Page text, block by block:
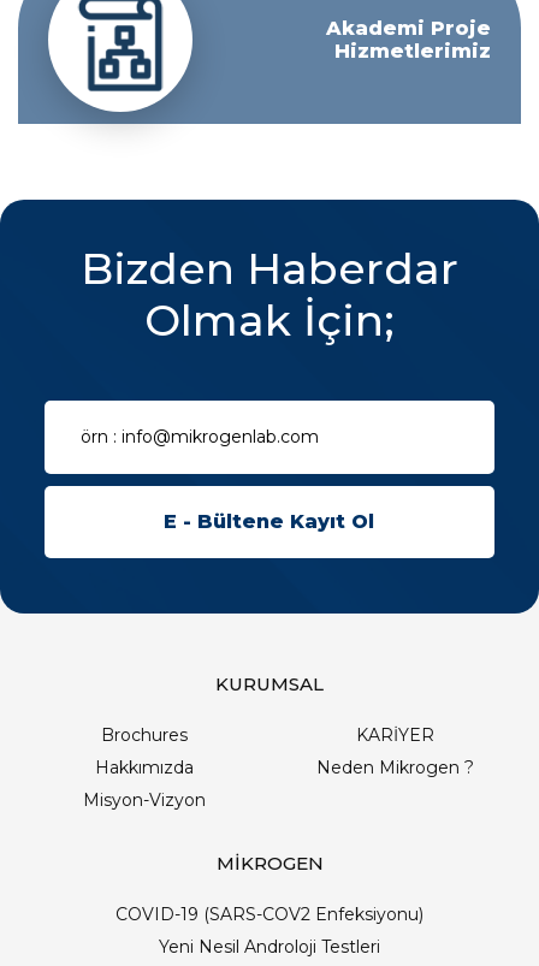
Akademi Proje
Hizmetlerimiz
Bizden Haberdar
Olmak İçin;
KURUMSAL
Brochures
KARİYER
Hakkımızda
Neden Mikrogen ?
Misyon-Vizyon
MİKROGEN
COVID-19 (SARS-COV2 Enfeksiyonu)
Yeni Nesil Androloji Testleri